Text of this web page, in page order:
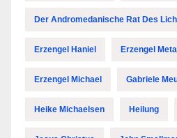
Der Andromedanische Rat Des
Erzengel Haniel Erzengel
Erzengel Michael Gabriele
Heike Michaelsen Heilung